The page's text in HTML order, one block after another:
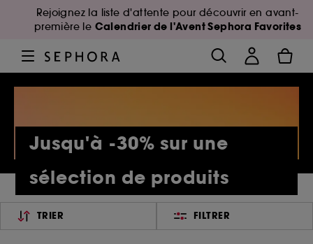
Rejoignez la liste d'attente pour découvrir en avant-
première le Calendrier de l'Avent Sephora Favorites
Jusqu'à -30% sur une
sélection de produits
TRIER FILTRER